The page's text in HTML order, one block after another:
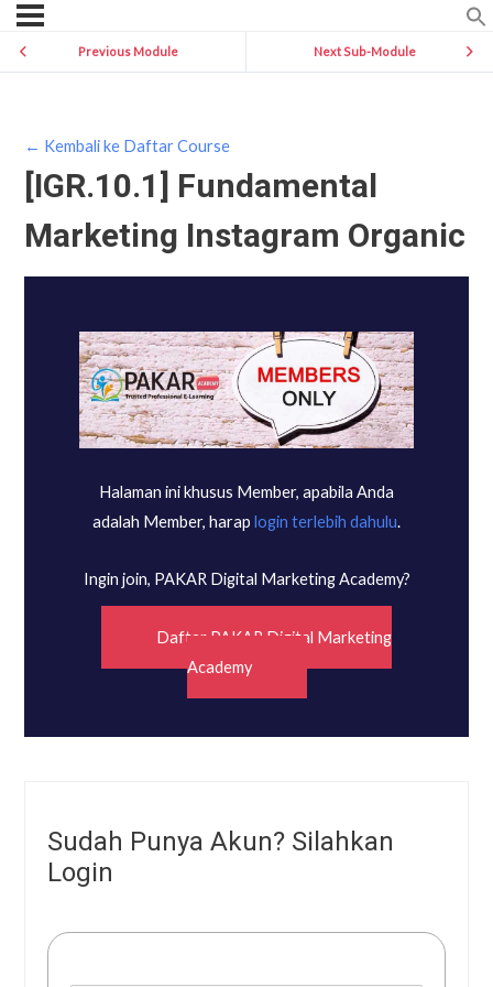
Previous Module Next Sub-Module
← Kembali ke Daftar Course
[IGR.10.1] Fundamental
Marketing Instagram Organic
Halaman ini khusus Member, apabila Anda
adalah Member, harap login terlebih dahulu.
Ingin join, PAKAR Digital Marketing Academy?
Daftar PAKAR Digital Marketing
Academy
Sudah Punya Akun? Silahkan
Login